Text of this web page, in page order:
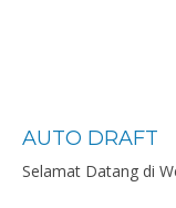
AUTO DRAFT
Selamat Datang di